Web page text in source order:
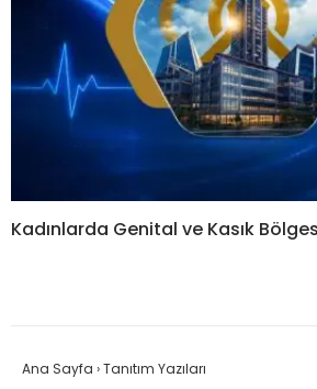
Kadınlarda Genital ve Kasık
Ana Sayfa ›Tanıtım Yazıları